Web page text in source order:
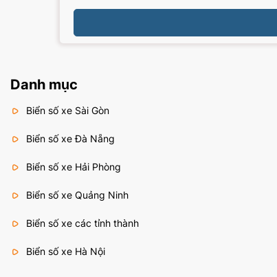
Danh mục
Biển số xe Sài Gòn
Biển số xe Đà Nẵng
Biển số xe Hải Phòng
Biển số xe Quảng Ninh
Biển số xe các tỉnh thành
Biển số xe Hà Nội